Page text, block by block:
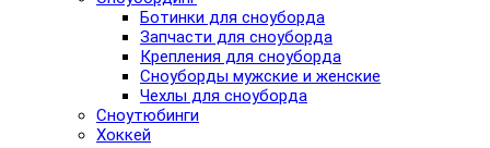
Ботинки для сноуборда
Запчасти для сноуборда
Крепления для сноуборда
Сноуборды мужские и женские
Чехлы для сноуборда
Сноутюбинги
Хоккей